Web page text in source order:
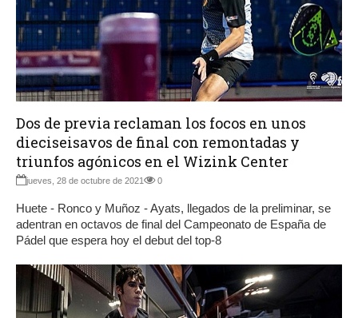
Dos de previa reclaman los focos en unos
dieciseisavos de final con remontadas y
triunfos agónicos en el Wizink Center
jueves, 28 de octubre de 2021 0
Huete - Ronco y Muñoz - Ayats, llegados de la preliminar, se
adentran en octavos de final del Campeonato de España de
Pádel que espera hoy el debut del top-8